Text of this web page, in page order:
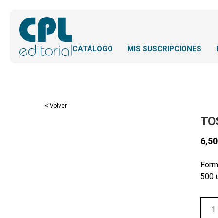
CATÁLOGO MIS SUSCRIPCIONES
< Volver
6,50
500